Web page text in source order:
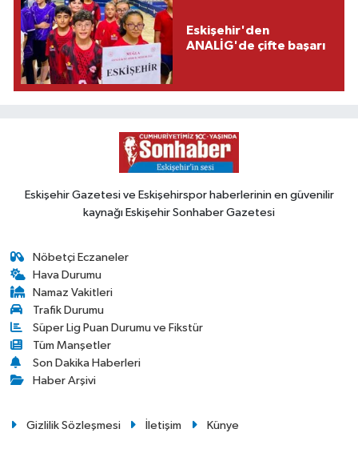
Eskişehir'den
ANALİG'de çifte başarı
Eskişehir Gazetesi ve Eskişehirspor haberlerinin en güvenilir
kaynağı Eskişehir Sonhaber Gazetesi
Nöbetçi Eczaneler
Hava Durumu
Namaz Vakitleri
Trafik Durumu
Süper Lig Puan Durumu ve Fikstür
Tüm Manşetler
Son Dakika Haberleri
Haber Arşivi
Gizlilik Sözleşmesi İletişim Künye